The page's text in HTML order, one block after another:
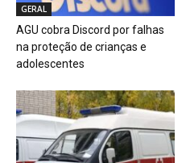
GERAL
AGU cobra Discord por falhas
na proteção de crianças e
adolescentes